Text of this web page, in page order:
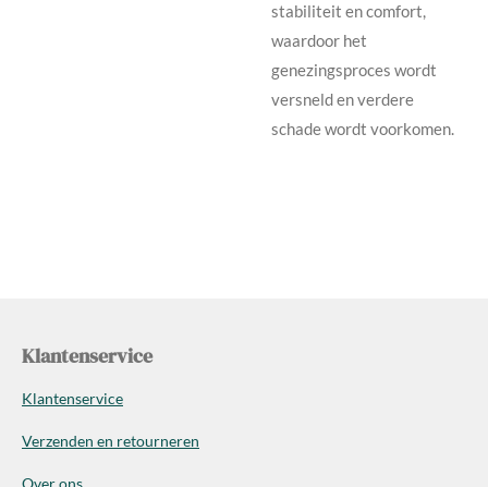
stabiliteit en comfort,
waardoor het
genezingsproces wordt
versneld en verdere
schade wordt voorkomen.
Klantenservice
Klantenservice
Verzenden en retourneren